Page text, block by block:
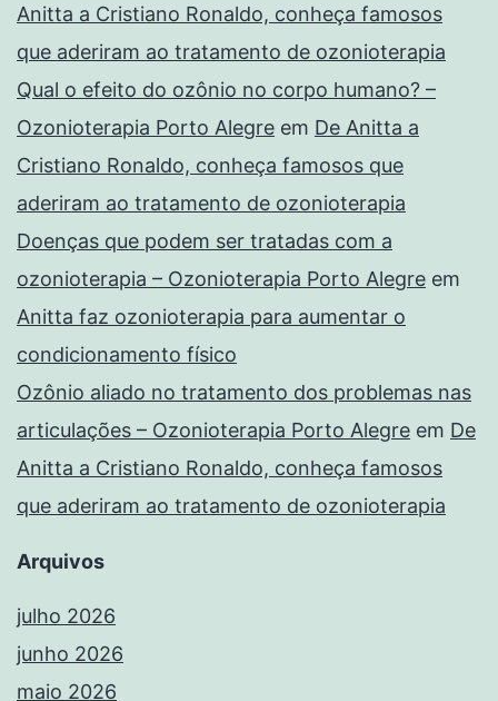
Anitta a Cristiano Ronaldo, conheça famosos
que aderiram ao tratamento de ozonioterapia
Qual o efeito do ozônio no corpo humano? –
Ozonioterapia Porto Alegre em De Anitta a
Cristiano Ronaldo, conheça famosos que
aderiram ao tratamento de ozonioterapia
Doenças que podem ser tratadas com a
ozonioterapia – Ozonioterapia Porto Alegre em
Anitta faz ozonioterapia para aumentar o
condicionamento físico
Ozônio aliado no tratamento dos problemas nas
articulações – Ozonioterapia Porto Alegre em De
Anitta a Cristiano Ronaldo, conheça famosos
que aderiram ao tratamento de ozonioterapia
Arquivos
julho 2026
junho 2026
maio 2026